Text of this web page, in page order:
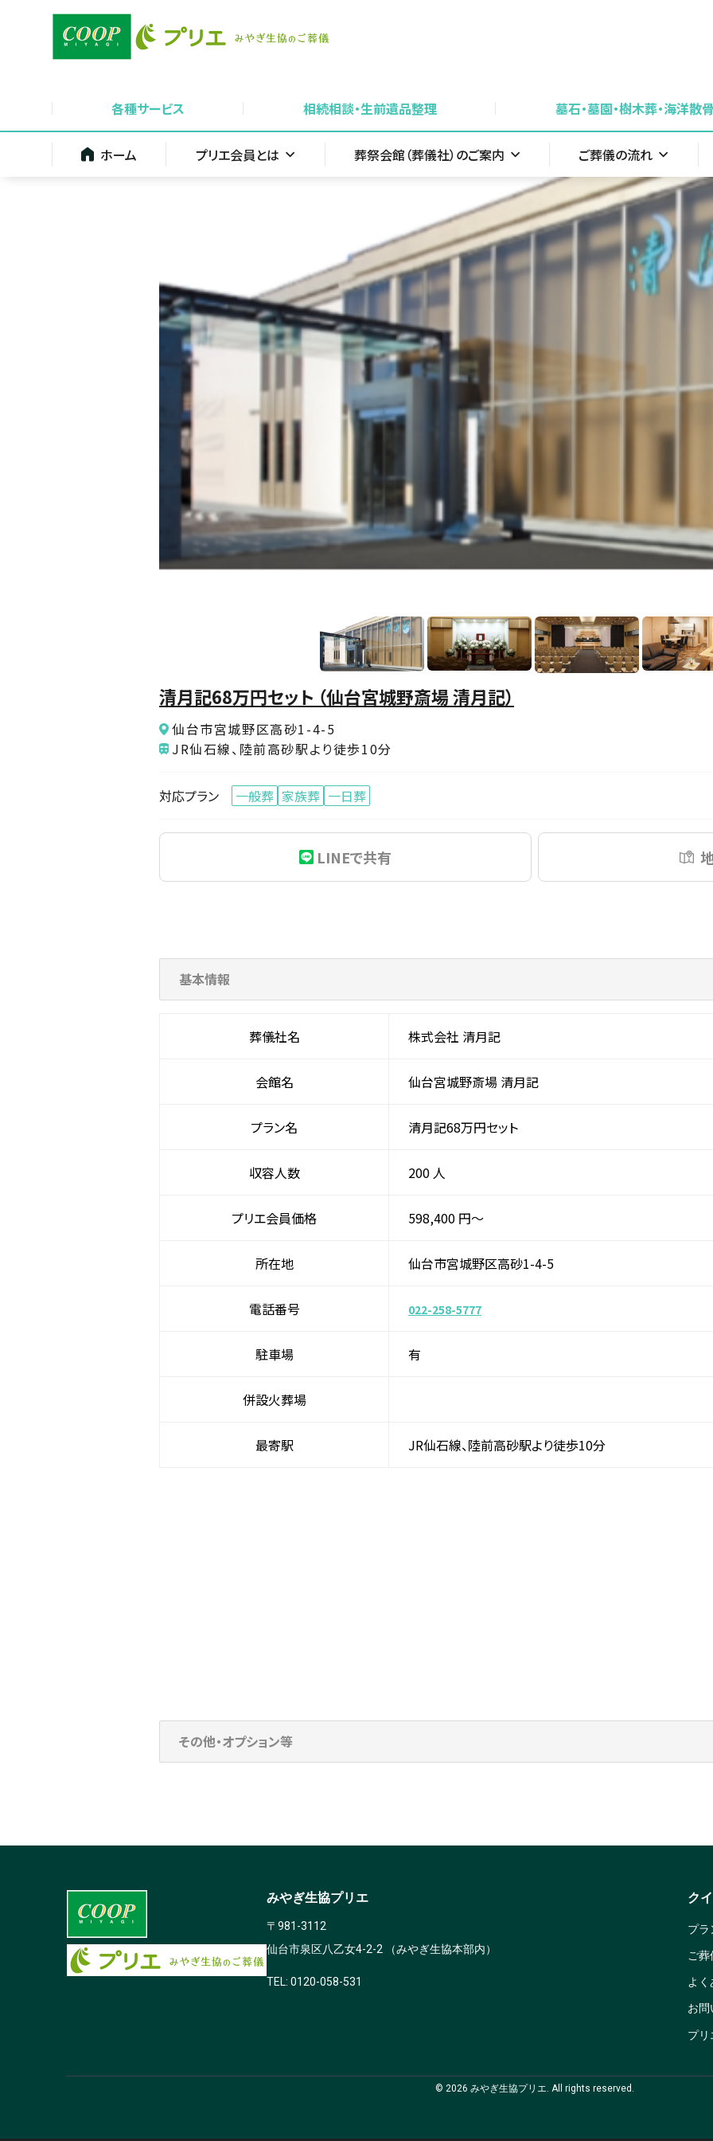
各種サービス 相続相談・生前遺品整理 墓石・墓園・樹木葬・海洋散
ホーム プリエ会員とは 葬祭会館（葬儀社）のご案内 ご葬儀の流れ
清月記68万円セット （仙台宮城野斎場 清月記）
仙台市宮城野区高砂1-4-5
JR仙石線、陸前高砂駅より徒歩10分
対応プラン 一般葬 家族葬 一日葬
LINEで共有
基本情報
葬儀社名 株式会社 清月記
会館名 仙台宮城野斎場 清月記
プラン名 清月記68万円セット
収容人数 200 人
プリエ会員価格 598,400 円〜
所在地 仙台市宮城野区高砂1-4-5
電話番号 022-258-5777
駐車場 有
併設火葬場
最寄駅 JR仙石線、陸前高砂駅より徒歩10分
その他・オプション等
みやぎ生協プリエ
〒981-3112
仙台市泉区八乙女4-2-2 （みやぎ生協本部内）
TEL: 0120-058-531
ク
プラ
ご葬
よく
お問
プリ
© 2026 みやぎ生協プリエ. All rights reserved.